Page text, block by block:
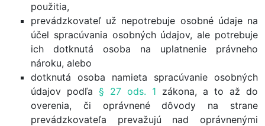
použitia,
prevádzkovateľ už nepotrebuje osobné údaje na
účel spracúvania osobných údajov, ale potrebuje
ich dotknutá osoba na uplatnenie právneho
nároku, alebo
dotknutá osoba namieta spracúvanie osobných
údajov podľa § 27 ods. 1 zákona, a to až do
overenia, či oprávnené dôvody na strane
prevádzkovateľa prevažujú nad oprávnenými